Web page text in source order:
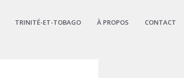
TRINITÉ-ET-TOBAGO À PROPOS CONTACT